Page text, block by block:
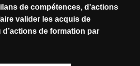
de compétences, d’actions
valider les acquis de
d’actions de formation par